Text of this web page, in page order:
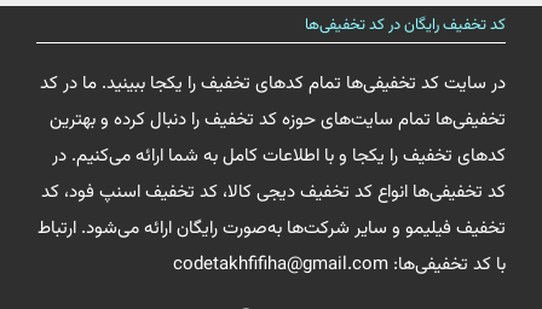
کد تخفیف رایگان در کد تخفیفی‌ها
در سایت کد تخفیفی‌ها تمام کدهای تخفیف را یکجا ببینید. ما در کد
تخفیفی‌ها تمام سایت‌های حوزه کد تخفیف را دنبال کرده و بهترین
کدهای تخفیف را یکجا و با اطلاعات کامل به شما ارائه می‌کنیم. در
کد تخفیفی‌ها انواع کد تخفیف دیجی کالا، کد تخفیف اسنپ فود، کد
تخفیف فیلیمو و سایر شرکت‌ها به‌صورت رایگان ارائه می‌شود. ارتباط
با کد تخفیفی‌ها: codetakhfifiha@gmail.com